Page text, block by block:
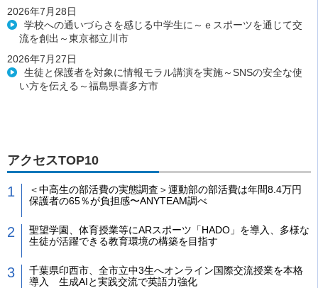
2026年7月28日
学校への通いづらさを感じる中学生に～ｅスポーツを通じて交
流を創出～東京都立川市
2026年7月27日
生徒と保護者を対象に情報モラル講演を実施～SNSの安全な使
い方を伝える～福島県喜多方市
アクセスTOP10
＜中高生の部活費の実態調査＞運動部の部活費は年間8.4万円
保護者の65％が負担感〜ANYTEAM調べ
聖望学園、体育授業等にARスポーツ「HADO」を導入、多様な
生徒が活躍できる教育環境の構築を目指す
千葉県印西市、全市立中3生へオンライン国際交流授業を本格
導入 生成AIと実践交流で英語力強化